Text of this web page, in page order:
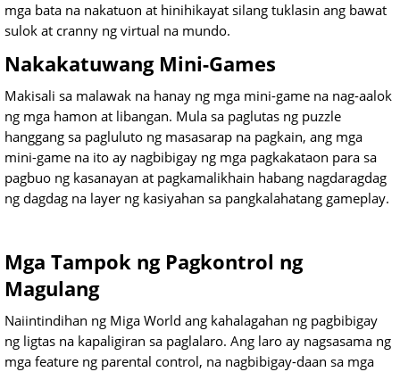
mga bata na nakatuon at hinihikayat silang tuklasin ang bawat
sulok at cranny ng virtual na mundo.
Nakakatuwang Mini-Games
Makisali sa malawak na hanay ng mga mini-game na nag-aalok
ng mga hamon at libangan. Mula sa paglutas ng puzzle
hanggang sa pagluluto ng masasarap na pagkain, ang mga
mini-game na ito ay nagbibigay ng mga pagkakataon para sa
pagbuo ng kasanayan at pagkamalikhain habang nagdaragdag
ng dagdag na layer ng kasiyahan sa pangkalahatang gameplay.
Mga Tampok ng Pagkontrol ng
Magulang
Naiintindihan ng Miga World ang kahalagahan ng pagbibigay
ng ligtas na kapaligiran sa paglalaro. Ang laro ay nagsasama ng
mga feature ng parental control, na nagbibigay-daan sa mga